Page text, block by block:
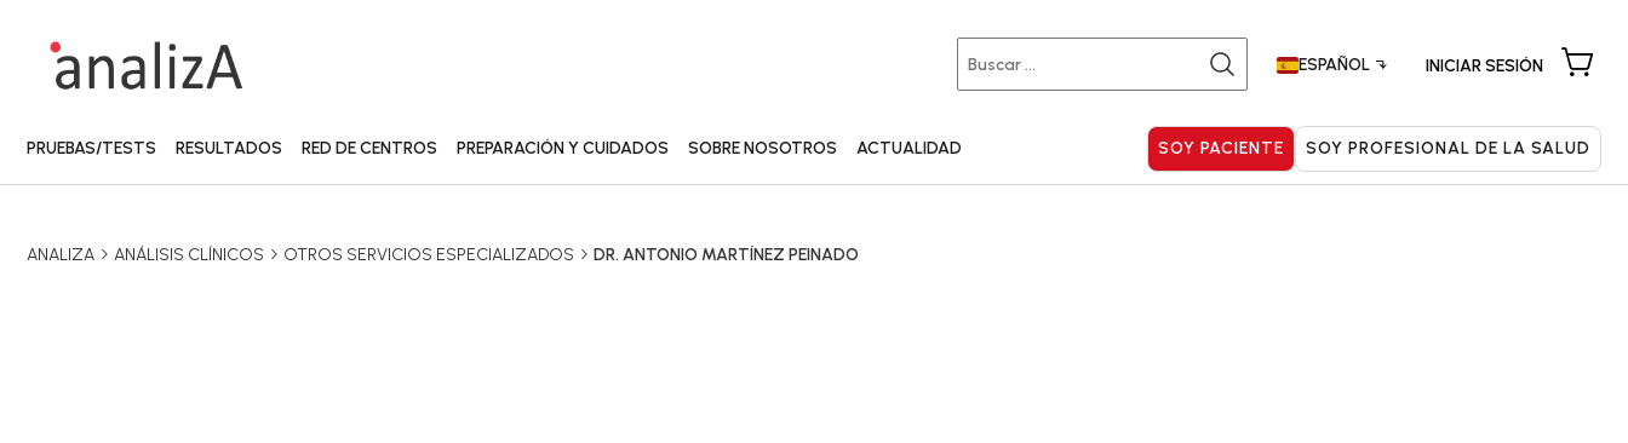
ESPAÑOL INICIAR SESIÓN
PRUEBAS/TESTS RESULTADOS RED DE CENTROS PREPARACIÓN Y CUIDADOS SOBRE NOSOTROS ACTUALIDAD
ANALIZA ANÁLISIS CLÍNICOS OTROS SERVICIOS ESPECIALIZADOS DR. ANTONIO MARTÍNEZ PEINADO